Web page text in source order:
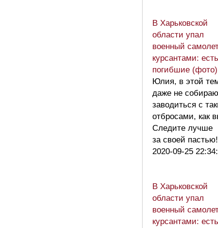
В Харьковской
области упал
военный
курсантами: есть
погибшие (фото)
Юлия, в этой
даже не
заводиться с
отбросами, как
Следите лучше
за своей
2020-09-25
В Харьковской
области упал
военный
курсантами: есть